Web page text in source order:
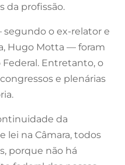
da profissão.
segundo o ex-relator e
Hugo Motta — foram
Entretanto, o
e plenárias
da
lei na Câmara, todos
porque não há